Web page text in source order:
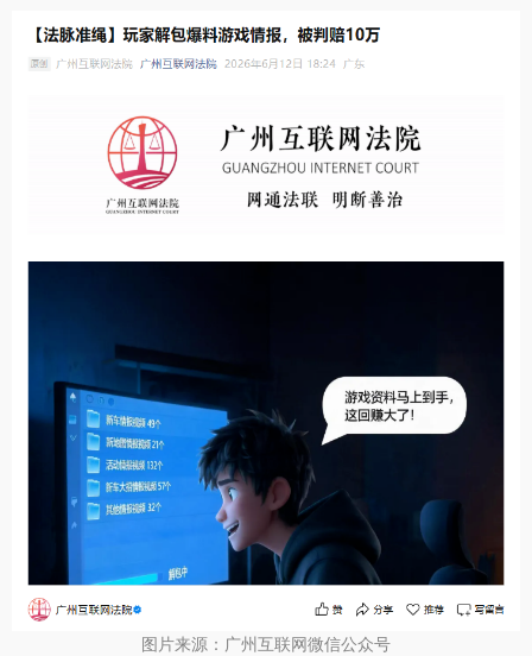
图片来源：广州互联网微信公众号